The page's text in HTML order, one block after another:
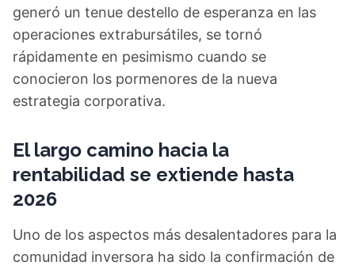
generó un tenue destello de esperanza en las
operaciones extrabursátiles, se tornó
rápidamente en pesimismo cuando se
conocieron los pormenores de la nueva
estrategia corporativa.
El largo camino hacia la
rentabilidad se extiende hasta
2026
Uno de los aspectos más desalentadores para la
comunidad inversora ha sido la confirmación de